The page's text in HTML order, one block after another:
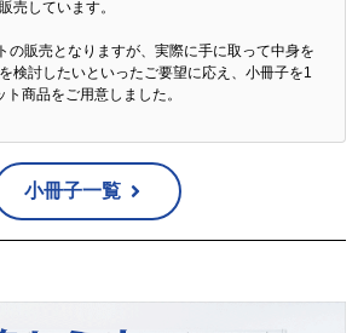
売しています。
の販売となりますが、実際に手に取って中身を
検討したいといったご要望に応え、小冊子を1
商品をご用意しました。
小冊子一覧